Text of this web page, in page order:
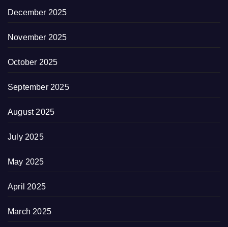
December 2025
November 2025
October 2025
September 2025
August 2025
July 2025
May 2025
April 2025
March 2025